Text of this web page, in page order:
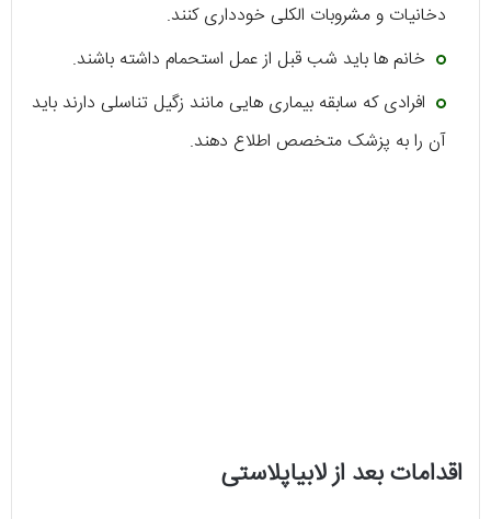
دخانیات و مشروبات الکلی خودداری کنند.
خانم ها باید شب قبل از عمل استحمام داشته باشند.
افرادی که سابقه بیماری هایی مانند زگیل تناسلی دارند باید
آن را به پزشک متخصص اطلاع دهند.
اقدامات بعد از لابیاپلاستی